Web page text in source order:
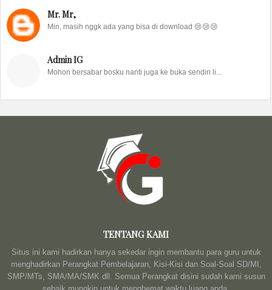
Mr. Mr,
Min, masih nggk ada yang bisa di download 😢😢😢
Admin IG
Mohon bersabar bosku nanti juga ke buka sendiri li...
TENTANG KAMI
Situs ini kami hadirkan hanya sekedar ingin membantu para guru untuk
menghadirkan Perangkat Pembelajaran, Kisi-Kisi dan Soal-Soal SD/MI,
SMP/MTs, SMA/MA/SMK dll. Semua Perangkat disini sudah kami susun